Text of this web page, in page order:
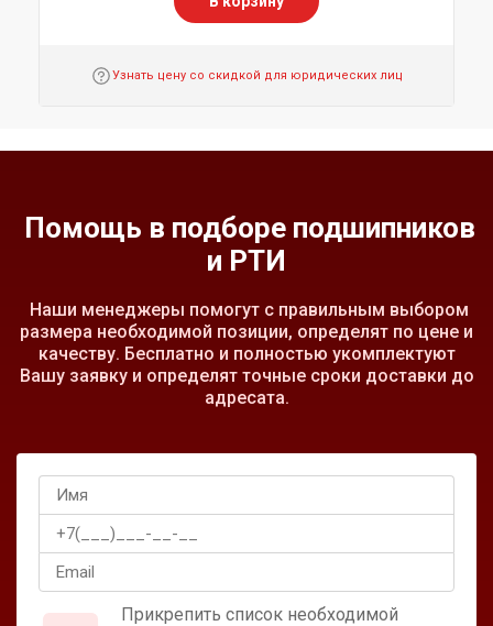
Узнать цену со скидкой для юридических лиц
Помощь в подборе подшипников
и РТИ
Наши менеджеры помогут с правильным выбором
размера необходимой позиции, определят по цене и
качеству. Бесплатно и полностью укомплектуют
Вашу заявку и определят точные сроки доставки до
адресата.
Прикрепить список необходимой